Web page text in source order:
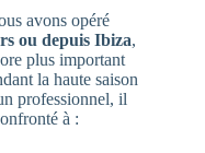
avons opéré
ou depuis Ibiza,
plus important
la haute saison
professionnel, il
à :